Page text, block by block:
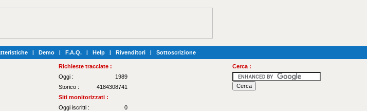
| Demo | F.A.Q. | Help | Rivenditori | Sottoscrizione
Richieste tracciate :
Oggi :
1989
Storico :
4184308741
Siti monitorizzati :
Oggi iscritti :
0
Cerca :